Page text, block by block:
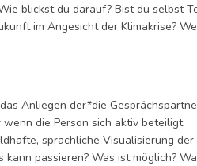
blickst du darauf? Bist du selbst
im Angesicht der Klimakrise?
Anliegen der*die
die Person sich aktiv beteiligt.
sprachliche Visualisierung
passieren? Was ist möglich?